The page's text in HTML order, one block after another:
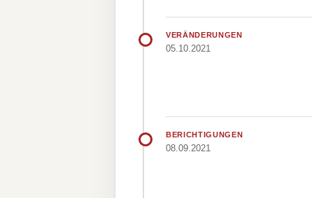
VERÄNDERUNGEN
05.10.2021
BERICHTIGUNGEN
08.09.2021